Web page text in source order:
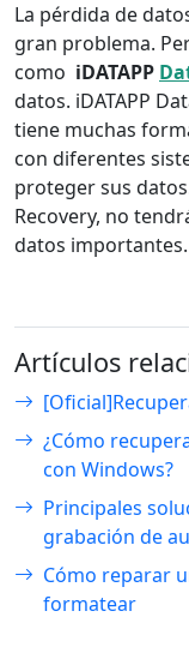
La pérdida de
gran problema.
como iDATAPP
datos. iDATAPP
tiene muchas
con diferentes
proteger sus
Recovery, no
datos importantes.
Artículos
¿Cómo
con Windows?
Principales
grabación de
Cómo reparar
formatear